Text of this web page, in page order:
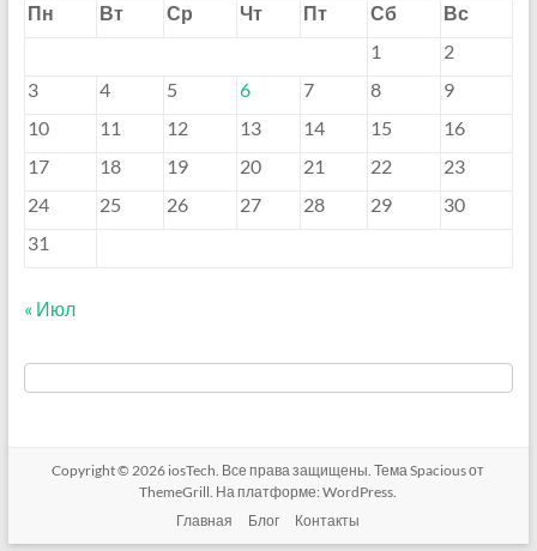
Пн
Вт Ср Чт Пт Сб
Вс
1
2
3
4 5 6 7 8
9
10
11 12 13 14 15
16
17
18 19 20 21 22
23
24
25 26 27 28 29
30
31
« Июл
Copyright © 2026 iosTech . Все права защищены. ТемаSpaciousот
ThemeGrill. На платформе:WordPress
Главная
Блог Контакты